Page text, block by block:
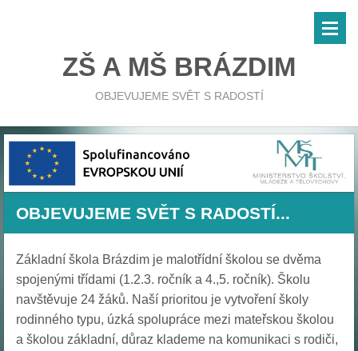
ZŠ A MŠ BRÁZDIM
OBJEVUJEME SVĚT S RADOSTÍ
OBJEVUJEME SVĚT S RADOSTÍ...
Základní škola Brázdim je malotřídní školou se dvěma
spojenými třídami (1.2.3. ročník a 4.,5. ročník). Školu
navštěvuje 24 žáků. Naší prioritou je vytvoření školy
rodinného typu, úzká spolupráce mezi mateřskou školou
a školou základní, důraz klademe na komunikaci s rodiči,